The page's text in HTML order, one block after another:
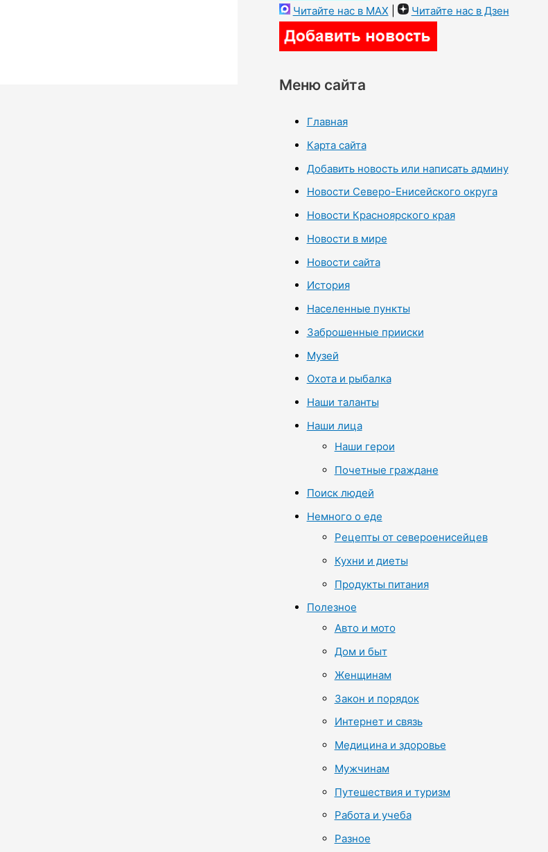
Читайте нас в MAX Читайте нас в Дзен
Меню сайта
Главная
Карта сайта
Добавить новость или написать админу
Новости Северо-Енисейского округа
Новости Красноярского края
Новости в мире
Новости сайта
История
Населенные пункты
Заброшенные прииски
Музей
Охота и рыбалка
Наши таланты
Наши лица
Наши герои
Почетные граждане
Поиск людей
Немного о еде
Рецепты от североенисейцев
Кухни и диеты
Продукты питания
Полезное
Авто и мото
Дом и быт
Женщинам
Закон и порядок
Интернет и связь
Медицина и здоровье
Мужчинам
Путешествия и туризм
Работа и учеба
Разное